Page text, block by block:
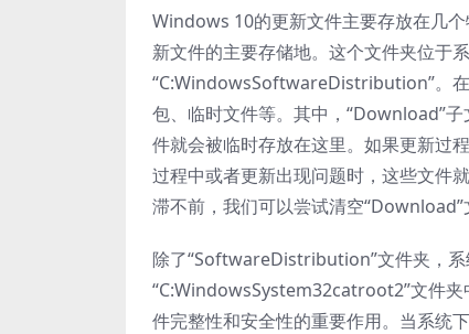
Windows 10的更新文件主要存放在几
新文件的主要存储地。这个文件夹位于
“C:WindowsSoftwareDistribution”。
包、临时文件等。其中，“Download”
件就会被临时存放在这里。如果更新过
过程中或者更新出现问题时，这些文件
滞不前，我们可以尝试清空
除了“SoftwareDistribution”文件夹，
“C:WindowsSystem32catroot2”文件
件完整性和安全性的重要作用。当系统